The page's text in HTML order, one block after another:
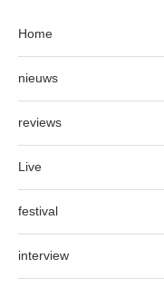
Home
nieuws
reviews
Live
festival
interview